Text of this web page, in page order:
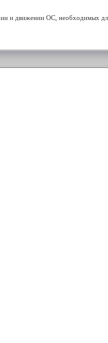
и движении ОС, необходимых